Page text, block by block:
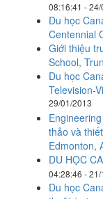
08:16:41 -
Du học
Centennial
Giới thiệu
School,
Du học
Television-
29/01/2013
thảo và
Edmonton,
DU HỌC
04:28:46 -
Du học